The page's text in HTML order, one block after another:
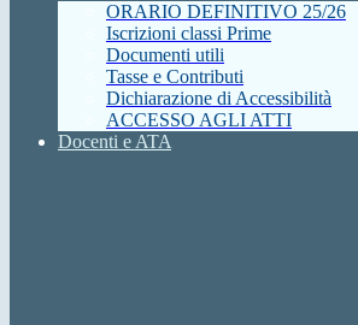
ORARIO DEFINITIVO 25/26
Iscrizioni classi Prime
Documenti utili
Tasse e Contributi
Dichiarazione di Accessibilità
ACCESSO AGLI ATTI
Docenti e ATA